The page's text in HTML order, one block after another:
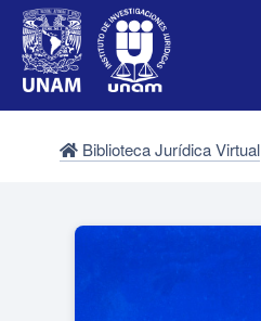
Biblioteca Jurídica Virtual